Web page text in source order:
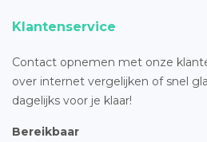
Klantenservice
Contact opnemen met onze
over internet vergelijken of snel
dagelijks voor je klaar!
Bereikbaar